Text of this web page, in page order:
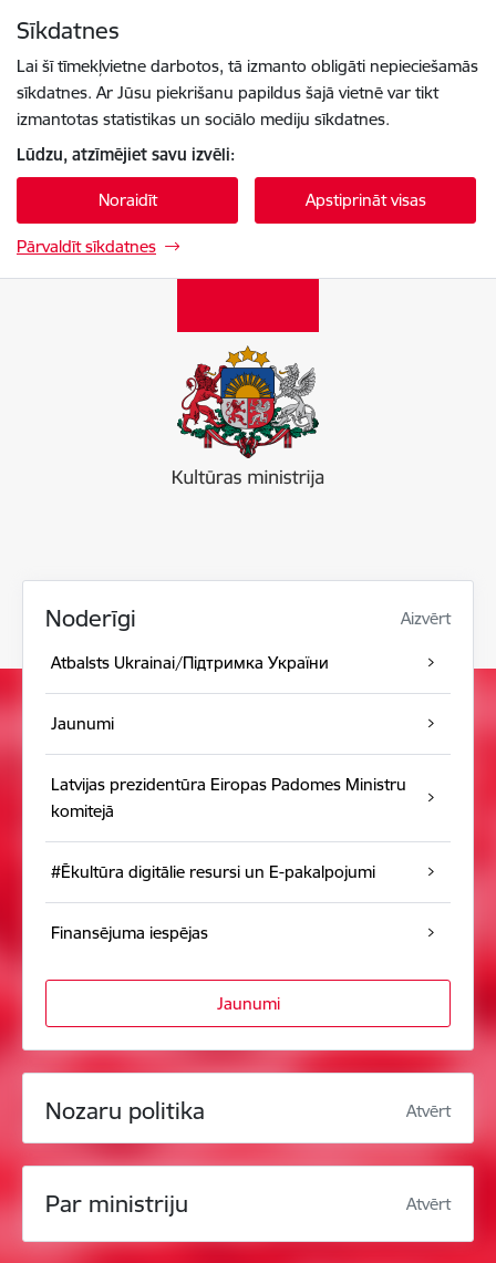
Sīkdatnes
Lai šī tīmekļvietne darbotos, tā izmanto obligāti nepieciešamās
sīkdatnes. Ar Jūsu piekrišanu papildus šajā vietnē var tikt
izmantotas statistikas un sociālo mediju sīkdatnes.
Lūdzu, atzīmējiet savu izvēli:
Noraidīt Apstiprināt visas
Pārvaldīt sīkdatnes
Noderīgi Aizvērt
Atbalsts Ukrainai/Підтримка України
Jaunumi
Latvijas prezidentūra Eiropas Padomes Ministru
komitejā
#Ēkultūra digitālie resursi un E-pakalpojumi
Finansējuma iespējas
Jaunumi
Nozaru politika Atvērt
Par ministriju Atvērt